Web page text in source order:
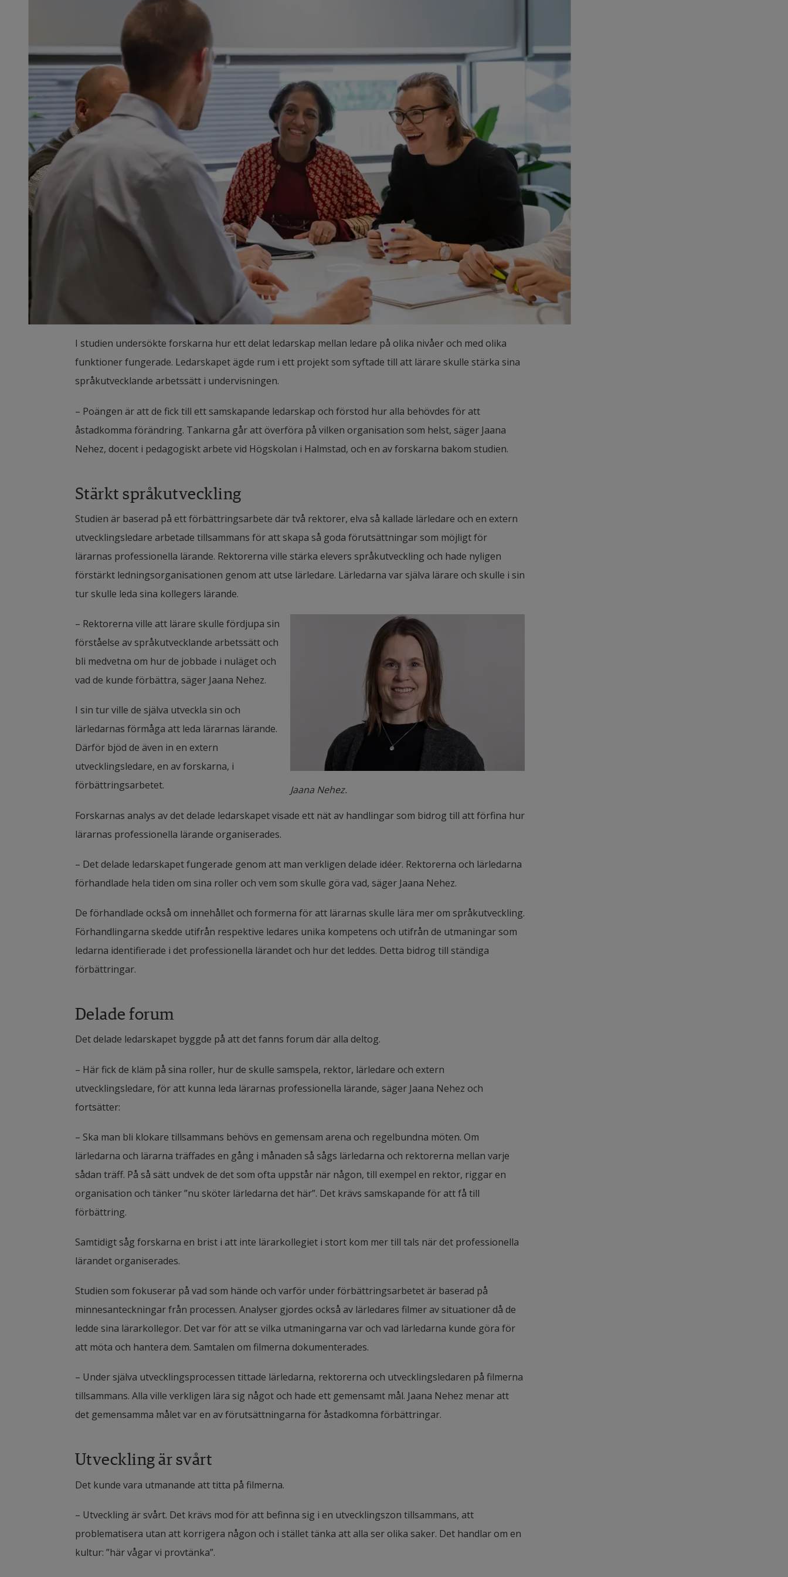
I studien undersökte forskarna hur ett delat ledarskap mellan ledare på olika nivåer och med olika
funktioner fungerade. Ledarskapet ägde rum i ett projekt som syftade till att lärare skulle stärka sina
språkutvecklande arbetssätt i undervisningen.
– Poängen är att de fick till ett samskapande ledarskap och förstod hur alla behövdes för att
åstadkomma förändring. Tankarna går att överföra på vilken organisation som helst, säger Jaana
Nehez, docent i pedagogiskt arbete vid Högskolan i Halmstad, och en av forskarna bakom studien.
Stärkt språkutveckling
Studien är baserad på ett förbättringsarbete där två rektorer, elva så kallade lärledare och en extern
utvecklingsledare arbetade tillsammans för att skapa så goda förutsättningar som möjligt för
lärarnas professionella lärande. Rektorerna ville stärka elevers språkutveckling och hade nyligen
förstärkt ledningsorganisationen genom att utse lärledare. Lärledarna var själva lärare och skulle i sin
tur skulle leda sina kollegers lärande.
Jaana Nehez.
– Rektorerna ville att lärare skulle fördjupa sin
förståelse av språkutvecklande arbetssätt och
bli medvetna om hur de jobbade i nuläget och
vad de kunde förbättra, säger Jaana Nehez.
I sin tur ville de själva utveckla sin och
lärledarnas förmåga att leda lärarnas lärande.
Därför bjöd de även in en extern
utvecklingsledare, en av forskarna, i
förbättringsarbetet.
Forskarnas analys av det delade ledarskapet visade ett nät av handlingar som bidrog till att förfina hur
lärarnas professionella lärande organiserades.
– Det delade ledarskapet fungerade genom att man verkligen delade idéer. Rektorerna och lärledarna
förhandlade hela tiden om sina roller och vem som skulle göra vad, säger Jaana Nehez.
De förhandlade också om innehållet och formerna för att lärarnas skulle lära mer om språkutveckling.
Förhandlingarna skedde utifrån respektive ledares unika kompetens och utifrån de utmaningar som
ledarna identifierade i det professionella lärandet och hur det leddes. Detta bidrog till ständiga
förbättringar.
Delade forum
Det delade ledarskapet byggde på att det fanns forum där alla deltog.
– Här fick de kläm på sina roller, hur de skulle samspela, rektor, lärledare och extern
utvecklingsledare, för att kunna leda lärarnas professionella lärande, säger Jaana Nehez och
fortsätter:
– Ska man bli klokare tillsammans behövs en gemensam arena och regelbundna möten. Om
lärledarna och lärarna träffades en gång i månaden så sågs lärledarna och rektorerna mellan varje
sådan träff. På så sätt undvek de det som ofta uppstår när någon, till exempel en rektor, riggar en
organisation och tänker ”nu sköter lärledarna det här”. Det krävs samskapande för att få till
förbättring.
Samtidigt såg forskarna en brist i att inte lärarkollegiet i stort kom mer till tals när det professionella
lärandet organiserades.
Studien som fokuserar på vad som hände och varför under förbättringsarbetet är baserad på
minnesanteckningar från processen. Analyser gjordes också av lärledares filmer av situationer då de
ledde sina lärarkollegor. Det var för att se vilka utmaningarna var och vad lärledarna kunde göra för
att möta och hantera dem. Samtalen om filmerna dokumenterades.
– Under själva utvecklingsprocessen tittade lärledarna, rektorerna och utvecklingsledaren på filmerna
tillsammans. Alla ville verkligen lära sig något och hade ett gemensamt mål. Jaana Nehez menar att
det gemensamma målet var en av förutsättningarna för åstadkomna förbättringar.
Utveckling är svårt
Det kunde vara utmanande att titta på filmerna.
– Utveckling är svårt. Det krävs mod för att befinna sig i en utvecklingszon tillsammans, att
problematisera utan att korrigera någon och i stället tänka att alla ser olika saker. Det handlar om en
kultur: ”här vågar vi provtänka”.